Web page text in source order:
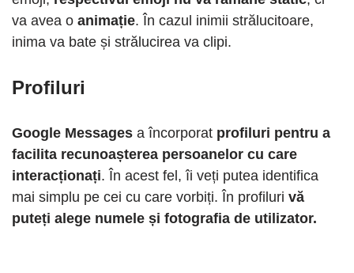
va avea o animație. În cazul inimii strălucitoare,
inima va bate și strălucirea va clipi.
Profiluri
Google Messages a încorporat profiluri pentru a
facilita recunoașterea persoanelor cu care
interacționați. În acest fel, îi veți putea identifica
mai simplu pe cei cu care vorbiți. În profiluri vă
puteți alege numele și fotografia de utilizator.